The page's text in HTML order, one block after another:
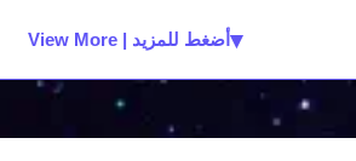
View More | أضغط للمزيد▾